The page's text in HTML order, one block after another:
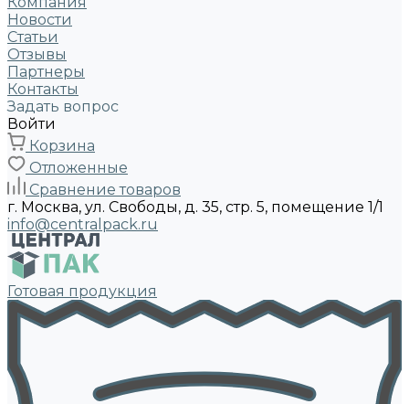
Новости
Статьи
Отзывы
Партнеры
Контакты
Задать вопрос
Войти
Корзина
Отложенные
Сравнение товаров
г. Москва, ул. Свободы, д. 35, стр. 5, помещение 1/1
info@centralpack.ru
Готовая продукция